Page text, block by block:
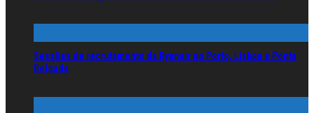
Sessões de recrutamento da Ryanair no Porto, Lisboa e Ponta
Delgada